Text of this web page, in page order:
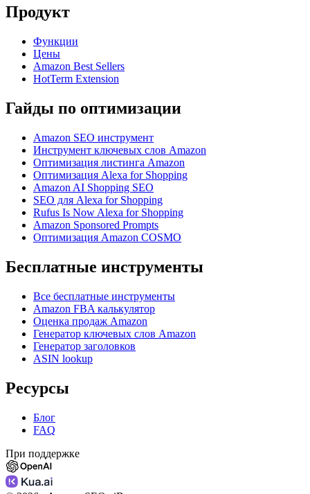
Продукт
Функции
Цены
Amazon Best Sellers
HotTerm Extension
Гайды по оптимизации
Amazon SEO инструмент
Инструмент ключевых слов Amazon
Оптимизация листинга Amazon
Оптимизация Alexa for Shopping
Amazon AI Shopping SEO
SEO для Alexa for Shopping
Rufus Is Now Alexa for Shopping
Amazon Sponsored Prompts
Оптимизация Amazon COSMO
Бесплатные инструменты
Все бесплатные инструменты
Amazon FBA калькулятор
Оценка продаж Amazon
Генератор ключевых слов Amazon
Генератор заголовков
ASIN lookup
Ресурсы
Блог
FAQ
При поддержке